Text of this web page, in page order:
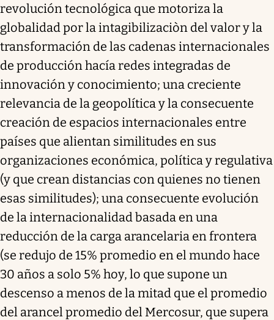
revolución tecnológica que motoriza la
globalidad por la intagibilizaciòn del valor y la
transformación de las cadenas internacionales
de producción hacía redes integradas de
innovación y conocimiento; una creciente
relevancia de la geopolítica y la consecuente
creación de espacios internacionales entre
países que alientan similitudes en sus
organizaciones económica, política y regulativa
(y que crean distancias con quienes no tienen
esas similitudes); una consecuente evolución
de la internacionalidad basada en una
reducción de la carga arancelaria en frontera
(se redujo de 15% promedio en el mundo hace
30 años a solo 5% hoy, lo que supone un
descenso a menos de la mitad que el promedio
del arancel promedio del Mercosur, que supera